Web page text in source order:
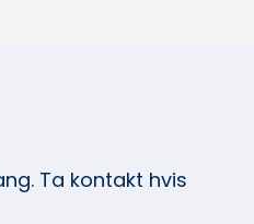
Ta kontakt hvis